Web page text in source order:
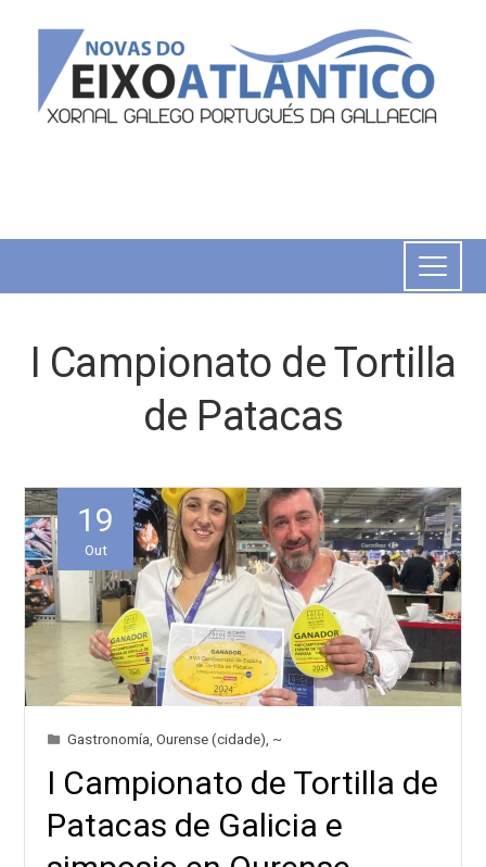
I Campionato de Tortilla
de Patacas
19
Out
Gastronomía ,Ourense (cidade) ~
I Campionato de Tortilla de
Patacas de Galicia e